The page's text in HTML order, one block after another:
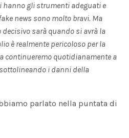
gli strumenti adeguati e
news sono molto bravi. Ma
sarà quando si avrà la
è realmente pericoloso per la
continueremo quotidianamente a
i danni della
parlato nella puntata di